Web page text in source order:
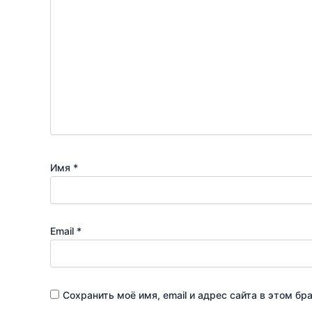
Имя *
Email *
Сохранить моё имя, email и адрес сайта в этом